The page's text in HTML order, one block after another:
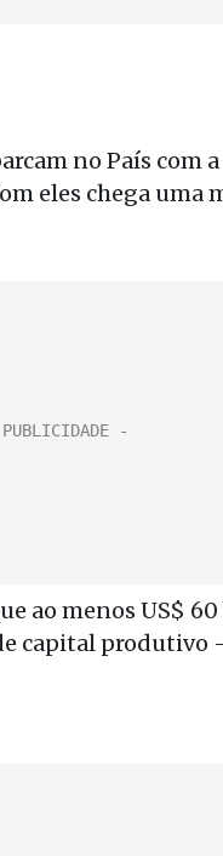
no País com
eles chega uma
ao menos US$
capital produtivo